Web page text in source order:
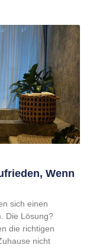
Wenn
sich einen
Die Lösung?
die richtigen
nicht